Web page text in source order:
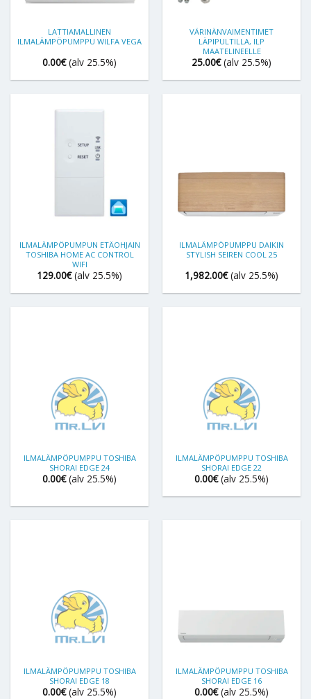
LATTIAMALLINEN
ILMALÄMPÖPUMPPU WILFA VEGA
0.00€ (alv 25.5%)
VÄRINÄNVAIMENTIMET
LÄPIPULTILLA, ILP
MAATELINEELLE
25.00€ (alv 25.5%)
ILMALÄMPÖPUMPUN ETÄOHJAIN
TOSHIBA HOME AC CONTROL
WIFI
129.00€ (alv 25.5%)
ILMALÄMPÖPUMPPU DAIKIN
STYLISH SEIREN COOL 25
1,982.00€ (alv 25.5%)
ILMALÄMPÖPUMPPU TOSHIBA
SHORAI EDGE 24
0.00€ (alv 25.5%)
ILMALÄMPÖPUMPPU TOSHIBA
SHORAI EDGE 22
0.00€ (alv 25.5%)
ILMALÄMPÖPUMPPU TOSHIBA
SHORAI EDGE 18
0.00€ (alv 25.5%)
ILMALÄMPÖPUMPPU TOSHIBA
SHORAI EDGE 16
0.00€ (alv 25.5%)